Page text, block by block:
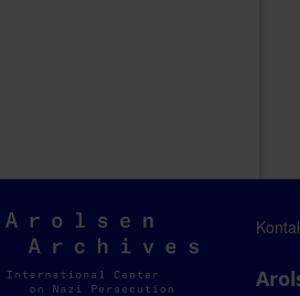
Arolsen
Archives